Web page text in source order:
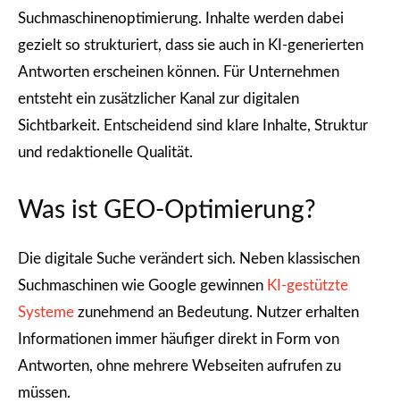
Suchmaschinenoptimierung. Inhalte werden dabei
gezielt so strukturiert, dass sie auch in KI-generierten
Antworten erscheinen können. Für Unternehmen
entsteht ein zusätzlicher Kanal zur digitalen
Sichtbarkeit. Entscheidend sind klare Inhalte, Struktur
und redaktionelle Qualität.
Was ist GEO-Optimierung?
Die digitale Suche verändert sich. Neben klassischen
Suchmaschinen wie Google gewinnen KI-gestützte
Systeme zunehmend an Bedeutung. Nutzer erhalten
Informationen immer häufiger direkt in Form von
Antworten, ohne mehrere Webseiten aufrufen zu
müssen.